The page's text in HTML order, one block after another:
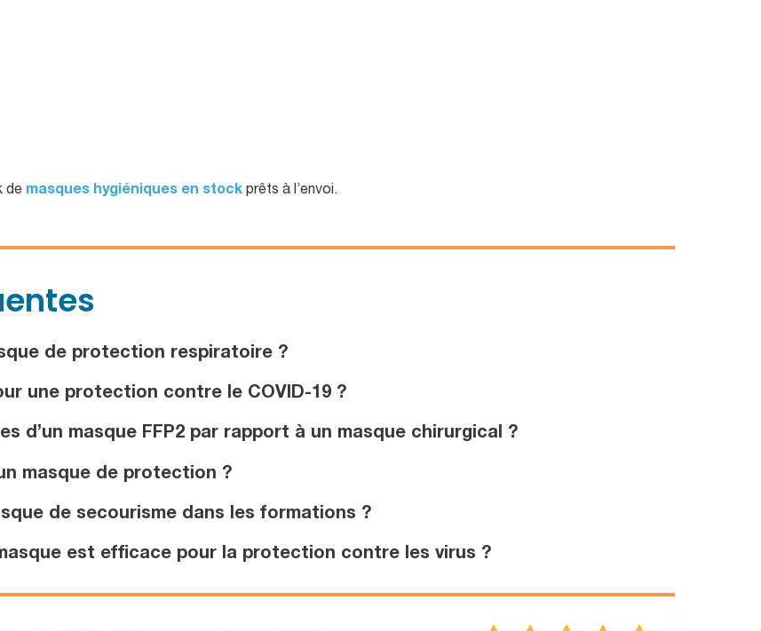
de masques hygiéniques en stock prêts à l’envoi.
de protection respiratoire ?
une protection contre le COVID-19 ?
d’un masque FFP2 par rapport à un masque chirurgical ?
masque de protection ?
de secourisme dans les formations ?
est efficace pour la protection contre les virus ?